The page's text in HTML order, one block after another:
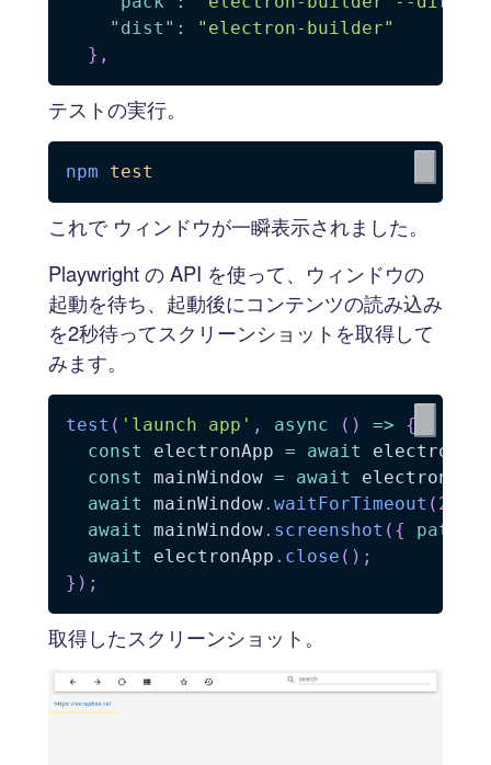
"dist" :
"electron-builder"
} ,
テストの実行。
npm test
これで ウィンドウが一瞬表示されました。
Playwright の API を使って、ウィンドウの
起動を待ち、起動後にコンテンツの読み込み
を2秒待ってスクリーンショットを取得して
みます。
test ( 'launch app' , async ( ) =>
{
const
electronApp = await electron
const
mainWindow = await electronApp
await
mainWindow. waitForTimeout ( 2000
await
mainWindow. screenshot ( { path
await
electronApp . close ( ) ;
} ) ;
取得したスクリーンショット。